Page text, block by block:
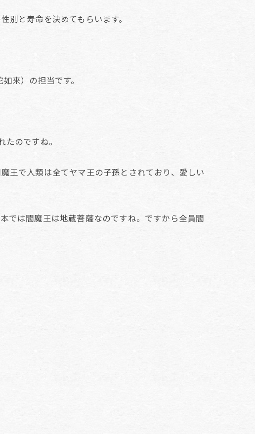
と寿命を決めてもらいます。
来）の担当です。
のですね。
王で人類は全てヤマ王の子孫とされており、愛しい
では閻魔王は地蔵菩薩なのですね。ですから全員閻